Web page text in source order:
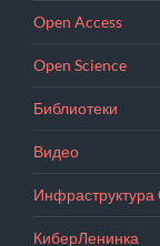
Open Access
Open Science
Библиотеки
Видео
Инфраструктура
КиберЛенинка